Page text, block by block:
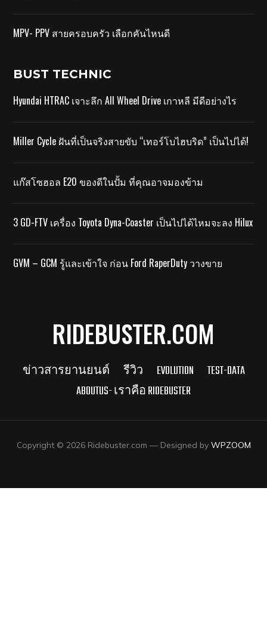
MPV- PPV สายครอบครัว เลือกคันไหนดี
BUST TECHNIC
Hyundai HTRAC เจาะลึก All Wheel Drive เกาหลี มีดีอย่างไร
Miller Cycle ฝันที่เป็นจริงสายขับ “เทอร์โบไฮบริด” เป็นไปได้!
แก๊สโซฮอล E20 ของดีในปั้ม ที่คุณอาจมองข้าม
3 GD-FTV เครื่อง Toyota Dyna-Coaster เป็นไปได้ไหมจะลง Hilux
GVM – GCM รู้และเข้าใจ ก่อน Ford RaperDuty วางขาย
RIDEBUSTER.COM
ข่าวสารยานยนต์ รีวิว EVOLUTION
TEST-DATA
ABOUTUS- เราคือ RIDEBUSTER
Copyright © 2026 Ridebuster.com — Designed by WPZOOM